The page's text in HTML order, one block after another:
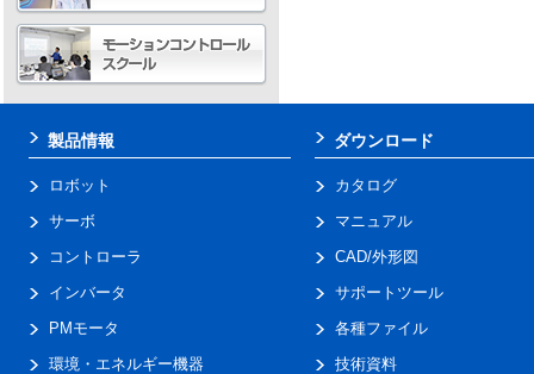
製品情報
ロボット
サーボ
コントローラ
インバータ
PMモータ
環境・エネルギー機器
ダウンロード
カタログ
マニュアル
CAD/外形図
サポートツール
各種ファイル
技術資料